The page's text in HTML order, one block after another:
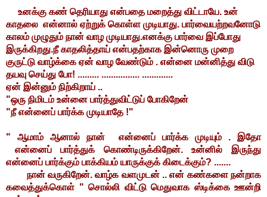
உனக்கு கண் தெரியாது என்பதை மறைத்து விட்டாயே. உன்
காதலை என்னால் ஏற்றுக் கொள்ள முடியாது. பார்வையற்றவனோடு
காலம் முழுதும் நான் வாழ முடியாது.எனக்கு பார்வை இப்போது
இருக்கிறது.நீ காதலித்தாய் என்பதற்காக இன்னொரு முறை
குருட்டு வாழ்க்கை ஏன் வாழ வேண்டும் . என்னை மன்னித்து விடு
தயவு செய்து போ! ......... ................ .............
ஏன் இன்னும் நிற்கிறாய் ..
"ஒரு நிமிடம் உன்னை பார்த்துவிட்டுப் போகிறேன்
"நீ என்னைப் பார்க்க முடியாதே !"
" ஆமாம் ஆனால் நான் என்னைப் பார்க்க முடியும் . இதோ
என்னைப் பார்த்துக் கொண்டிருக்கிறேன். உன்னில் இருந்து
என்னைப் பார்க்கும் பாக்கியம் யாருக்குக் கிடைக்கும்? .......
நான் வருகிறேன். வாழ்க வளமுடன் .. என் கண்களை நன்றாக
கவைத்துக்கொள் " சொல்லி விட்டு மெதுவாக ஸ்டிக்கை ஊன்றி